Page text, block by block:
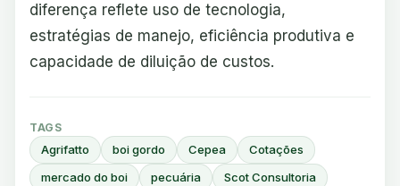
diferença reflete uso de tecnologia,
estratégias de manejo, eficiência produtiva e
capacidade de diluição de custos.
TAGS
Agrifatto boi gordo Cepea
Cotações
mercado do boi
pecuária Scot Consultoria